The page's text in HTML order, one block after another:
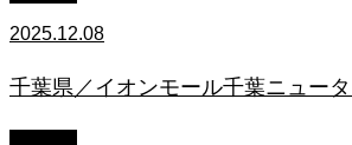
2025.12.08
千葉県／イオンモール千葉ニュー